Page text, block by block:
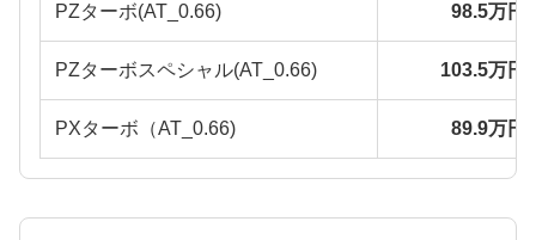
PZターボ(AT_0.66) 98.5万円
PZターボスペシャル(AT_0.66) 103.5万円
PXターボ（AT_0.66) 89.9万円